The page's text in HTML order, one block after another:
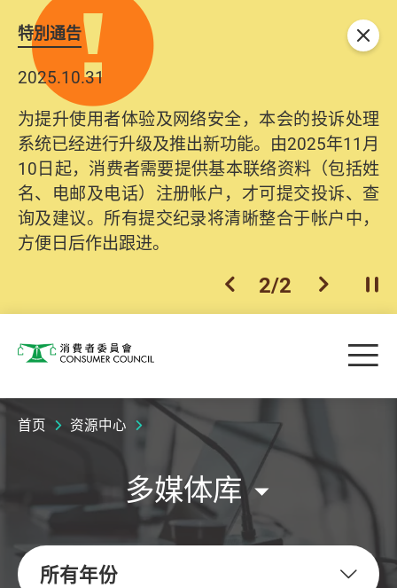
特別通告
2025.10.31
为提升使用者体验及网络安全，本会的投诉处理
系统已经进行升级及推出新功能。由2025年11月
10日起，消费者需要提供基本联络资料（包括姓
名、电邮及电话）注册帐户，才可提交投诉、查
询及建议。所有提交纪录将清晰整合于帐户中，
方便日后作出跟进。
2026.06.29
消委会提醒消费者及商户，本会仅于官方网站发
布消费警示。如接获以消委会名义发出的产品回
收相关来电、电邮、短讯或社交媒体讯息，切勿
轻信回应，更应避免透露任何个人资料。如有疑
问，请致电防骗易热线18222或消委会热线2929
2222查询。
上一个
1/2 下一个开
关闭
消费者委员会 目
首页 资源中心
多媒体库
所有年份